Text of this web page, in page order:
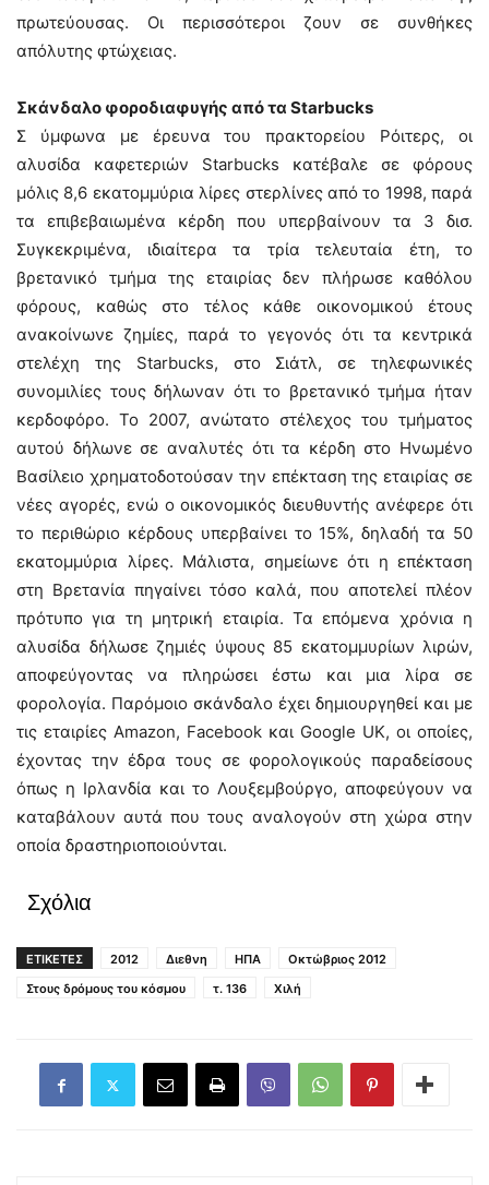
πρωτεύουσας. Οι περισσότεροι ζουν σε συνθήκες
απόλυτης φτώχειας.
Σκάνδαλο φοροδιαφυγής από τα Starbucks
Σ ύμφωνα με έρευνα του πρακτορείου Ρόιτερς, οι
αλυσίδα καφετεριών Starbucks κατέβαλε σε φόρους
μόλις 8,6 εκατομμύρια λίρες στερλίνες από το 1998, παρά
τα επιβεβαιωμένα κέρδη που υπερβαίνουν τα 3 δισ.
Συγκεκριμένα, ιδιαίτερα τα τρία τελευταία έτη, το
βρετανικό τμήμα της εταιρίας δεν πλήρωσε καθόλου
φόρους, καθώς στο τέλος κάθε οικονομικού έτους
ανακοίνωνε ζημίες, παρά το γεγονός ότι τα κεντρικά
στελέχη της Starbucks, στο Σιάτλ, σε τηλεφωνικές
συνομιλίες τους δήλωναν ότι το βρετανικό τμήμα ήταν
κερδοφόρο. Το 2007, ανώτατο στέλεχος του τμήματος
αυτού δήλωνε σε αναλυτές ότι τα κέρδη στο Ηνωμένο
Βασίλειο χρηματοδοτούσαν την επέκταση της εταιρίας σε
νέες αγορές, ενώ ο οικονομικός διευθυντής ανέφερε ότι
το περιθώριο κέρδους υπερβαίνει το 15%, δηλαδή τα 50
εκατομμύρια λίρες. Μάλιστα, σημείωνε ότι η επέκταση
στη Βρετανία πηγαίνει τόσο καλά, που αποτελεί πλέον
πρότυπο για τη μητρική εταιρία. Τα επόμενα χρόνια η
αλυσίδα δήλωσε ζημιές ύψους 85 εκατομμυρίων λιρών,
αποφεύγοντας να πληρώσει έστω και μια λίρα σε
φορολογία. Παρόμοιο σκάνδαλο έχει δημιουργηθεί και με
τις εταιρίες Amazon, Facebook και Google UK, οι οποίες,
έχοντας την έδρα τους σε φορολογικούς παραδείσους
όπως η Ιρλανδία και το Λουξεμβούργο, αποφεύγουν να
καταβάλουν αυτά που τους αναλογούν στη χώρα στην
οποία δραστηριοποιούνται.
Σχόλια
ΕΤΙΚΕΤΕΣ 2012 Διεθνη ΗΠΑ
Οκτώβριος 2012
Στους δρόμους του κόσμου
τ. 136 Χιλή